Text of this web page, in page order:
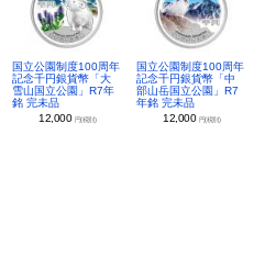
国立公園制度100周年
記念千円銀貨幣「大
雪山国立公園」R7年
銘 完未品
12,000 円(税別)
国立公園制度100周年
記念千円銀貨幣「中
部山岳国立公園」R7
年銘 完未品
12,000 円(税別)